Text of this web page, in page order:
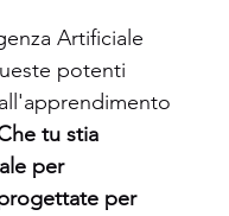
Artificiale
potenti
tu stia
per
per